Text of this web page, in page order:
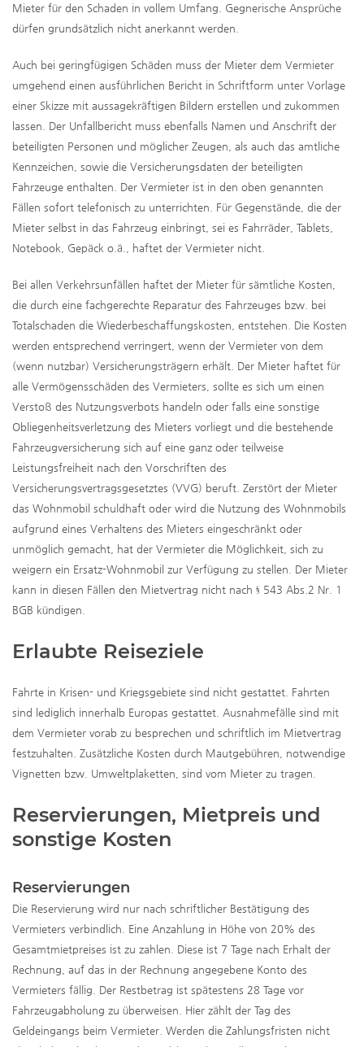
Mieter für den Schaden in vollem Umfang. Gegnerische Ansprüche
dürfen grundsätzlich nicht anerkannt werden.
Auch bei geringfügigen Schäden muss der Mieter dem Vermieter
umgehend einen ausführlichen Bericht in Schriftform unter Vorlage
einer Skizze mit aussagekräftigen Bildern erstellen und zukommen
lassen. Der Unfallbericht muss ebenfalls Namen und Anschrift der
beteiligten Personen und möglicher Zeugen, als auch das amtliche
Kennzeichen, sowie die Versicherungsdaten der beteiligten
Fahrzeuge enthalten. Der Vermieter ist in den oben genannten
Fällen sofort telefonisch zu unterrichten. Für Gegenstände, die der
Mieter selbst in das Fahrzeug einbringt, sei es Fahrräder, Tablets,
Notebook, Gepäck o.ä., haftet der Vermieter nicht.
Bei allen Verkehrsunfällen haftet der Mieter für sämtliche Kosten,
die durch eine fachgerechte Reparatur des Fahrzeuges bzw. bei
Totalschaden die Wiederbeschaffungskosten, entstehen. Die Kosten
werden entsprechend verringert, wenn der Vermieter von dem
(wenn nutzbar) Versicherungsträgern erhält. Der Mieter haftet für
alle Vermögensschäden des Vermieters, sollte es sich um einen
Verstoß des Nutzungsverbots handeln oder falls eine sonstige
Obliegenheitsverletzung des Mieters vorliegt und die bestehende
Fahrzeugversicherung sich auf eine ganz oder teilweise
Leistungsfreiheit nach den Vorschriften des
Versicherungsvertragsgesetztes (VVG) beruft. Zerstört der Mieter
das Wohnmobil schuldhaft oder wird die Nutzung des Wohnmobils
aufgrund eines Verhaltens des Mieters eingeschränkt oder
unmöglich gemacht, hat der Vermieter die Möglichkeit, sich zu
weigern ein Ersatz-Wohnmobil zur Verfügung zu stellen. Der Mieter
kann in diesen Fällen den Mietvertrag nicht nach § 543 Abs.2 Nr. 1
BGB kündigen.
Erlaubte Reiseziele
Fahrte in Krisen- und Kriegsgebiete sind nicht gestattet. Fahrten
sind lediglich innerhalb Europas gestattet. Ausnahmefälle sind mit
dem Vermieter vorab zu besprechen und schriftlich im Mietvertrag
festzuhalten. Zusätzliche Kosten durch Mautgebühren, notwendige
Vignetten bzw. Umweltplaketten, sind vom Mieter zu tragen.
Reservierungen, Mietpreis und
sonstige Kosten
Reservierungen
Die Reservierung wird nur nach schriftlicher Bestätigung des
Vermieters verbindlich. Eine Anzahlung in Höhe von 20% des
Gesamtmietpreises ist zu zahlen. Diese ist 7 Tage nach Erhalt der
Rechnung, auf das in der Rechnung angegebene Konto des
Vermieters fällig. Der Restbetrag ist spätestens 28 Tage vor
Fahrzeugabholung zu überweisen. Hier zählt der Tag des
Geldeingangs beim Vermieter. Werden die Zahlungsfristen nicht